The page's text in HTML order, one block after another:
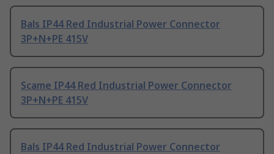
Bals IP44 Red Industrial Power Connector
3P+N+PE 415V
Scame IP44 Red Industrial Power Connector
3P+N+PE 415V
Bals IP44 Red Industrial Power Connector